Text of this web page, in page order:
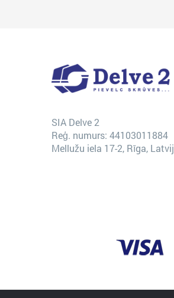
SIA Delve 2
Reģ. numurs: 44103011884
Mellužu iela 17-2, Rīga,